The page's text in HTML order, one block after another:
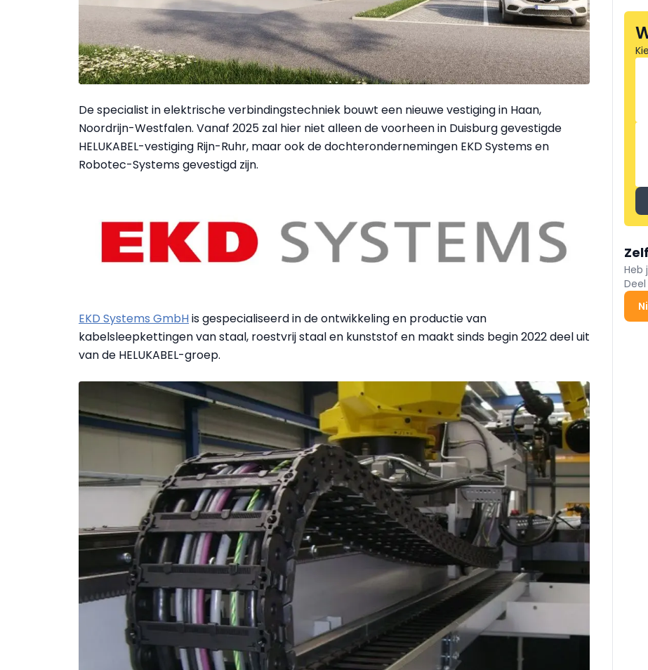
De specialist in elektrische verbindingstechniek bouwt een nieuwe vestiging in Haan,
Noordrijn-Westfalen. Vanaf 2025 zal hier niet alleen de voorheen in Duisburg gevestigde
HELUKABEL-vestiging Rijn-Ruhr, maar ook de dochterondernemingen EKD Systems en
Robotec-Systems gevestigd zijn.
EKD Systems GmbHis gespecialiseerd in de ontwikkeling en productie van
kabelsleepkettingen van staal, roestvrij staal en kunststof en maakt sinds begin 2022 deel uit
van de HELUKABEL-groep.
Heb